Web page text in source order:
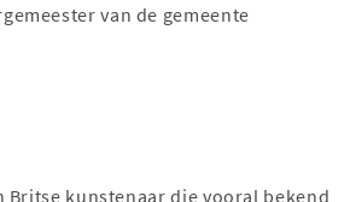
van de gemeente
Britse kunstenaar die vooral bekend